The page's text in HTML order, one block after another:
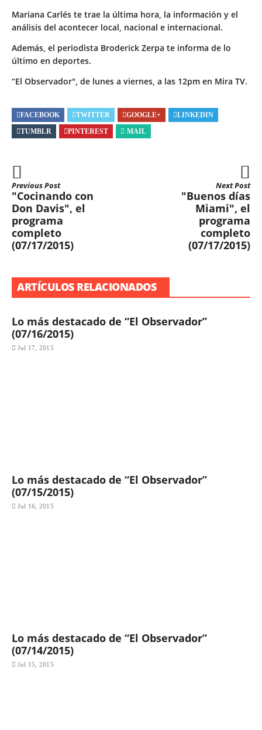
Mariana Carlés te trae la última hora, la información y el
análisis del acontecer local, nacional e internacional.
Además, el periodista Broderick Zerpa te informa de lo
último en deportes.
“El Observador″, de lunes a viernes, a las 12pm en Mira TV.
FACEBOOK TWITTER GOOGLE+
LINKEDIN
TUMBLR
PINTEREST MAIL
Previous Post
"Cocinando con
Don Davis", el
programa
completo
(07/17/2015)
Next Post
"Buenos días
Miami", el
programa
completo
(07/17/2015)
ARTÍCULOS RELACIONADOS
Lo más destacado de “El Observador”
(07/16/2015)
Jul 17, 2015
Lo más destacado de “El Observador”
(07/15/2015)
Jul 16, 2015
Lo más destacado de “El Observador”
(07/14/2015)
Jul 15, 2015